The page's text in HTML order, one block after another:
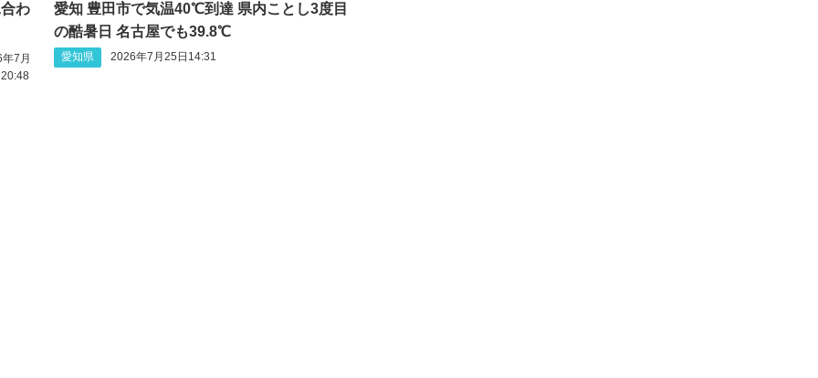
わ
7月
愛知 豊田市で気温40℃到達 県内ことし3度目
の酷暑日 名古屋でも39.8℃
愛知県 2026年7月25日14:31